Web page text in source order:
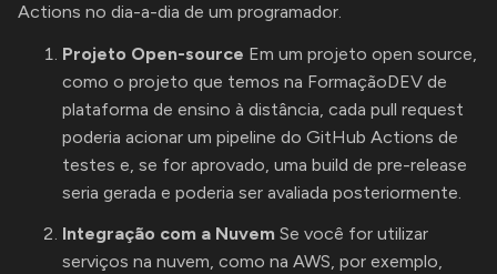
Actions no dia-a-dia de um programador.
Projeto Open-source Em um projeto open source,
como o projeto que temos na FormaçãoDEV de
plataforma de ensino à distância, cada pull request
poderia acionar um pipeline do GitHub Actions de
testes e, se for aprovado, uma build de pre-release
seria gerada e poderia ser avaliada posteriormente.
Integração com a Nuvem Se você for utilizar
serviços na nuvem, como na AWS, por exemplo,